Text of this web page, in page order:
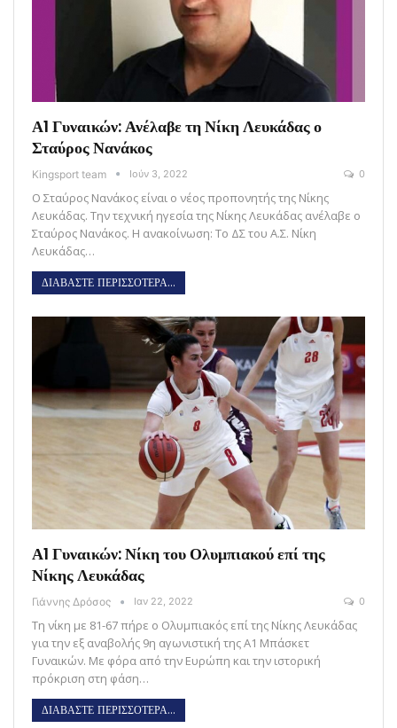
Α1 Γυναικών: Ανέλαβε τη Νίκη Λευκάδας ο
Σταύρος Νανάκος
Kingsport team Ιούν 3, 2022 0
Ο Σταύρος Νανάκος είναι ο νέος προπονητής της Νίκης
Λευκάδας. Την τεχνική ηγεσία της Νίκης Λευκάδας ανέλαβε ο
Σταύρος Νανάκος. Η ανακοίνωση: Το ΔΣ του Α.Σ. Νίκη
Λευκάδας…
ΔΙΑΒΑΣΤΕ ΠΕΡΙΣΣΟΤΕΡΑ...
Α1 Γυναικών: Νίκη του Ολυμπιακού επί της
Νίκης Λευκάδας
Γιάννης Δρόσος Ιαν 22, 2022 0
Τη νίκη με 81-67 πήρε ο Ολυμπιακός επί της Νίκης Λευκάδας
για την εξ αναβολής 9η αγωνιστική της Α1 Μπάσκετ
Γυναικών. Με φόρα από την Ευρώπη και την ιστορική
πρόκριση στη φάση…
ΔΙΑΒΑΣΤΕ ΠΕΡΙΣΣΟΤΕΡΑ...